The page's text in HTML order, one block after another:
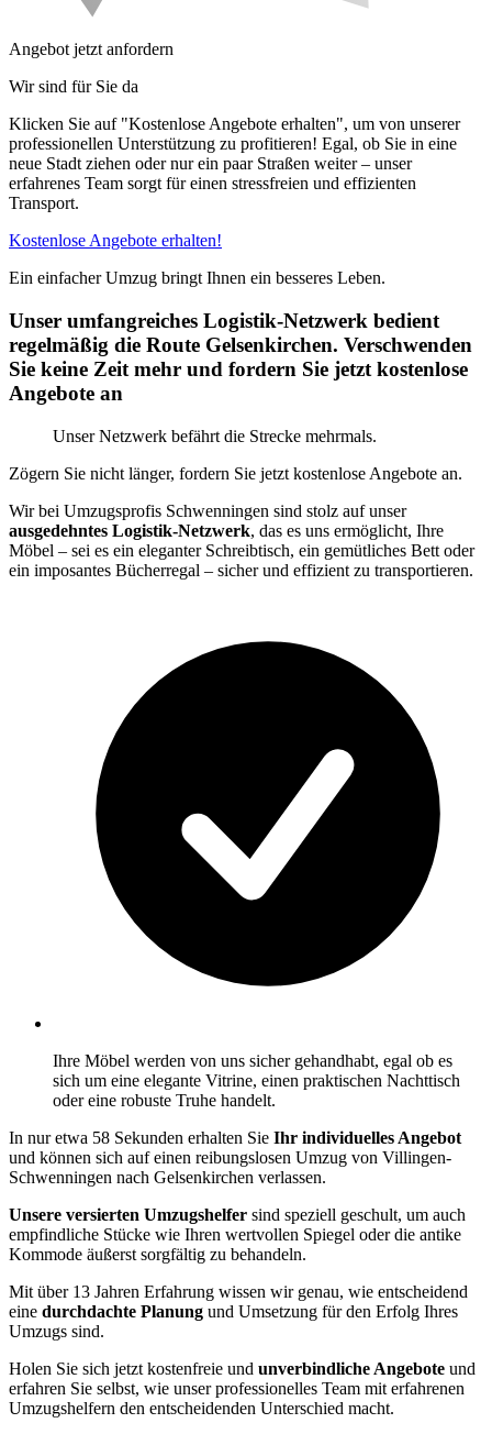
Angebot jetzt anfordern
Wir sind für Sie da
Klicken Sie auf "Kostenlose Angebote erhalten", um von unserer
professionellen Unterstützung zu profitieren! Egal, ob Sie in eine
neue Stadt ziehen oder nur ein paar Straßen weiter – unser
erfahrenes Team sorgt für einen stressfreien und effizienten
Transport.
Kostenlose Angebote erhalten!
Ein einfacher Umzug bringt Ihnen ein besseres Leben.
Unser umfangreiches Logistik-Netzwerk bedient
regelmäßig die Route Gelsenkirchen. Verschwenden
Sie keine Zeit mehr und fordern Sie jetzt kostenlose
Angebote an
Unser Netzwerk befährt die Strecke mehrmals.
Zögern Sie nicht länger, fordern Sie jetzt kostenlose Angebote an.
Wir bei Umzugsprofis Schwenningen sind stolz auf unser
ausgedehntes Logistik-Netzwerk, das es uns ermöglicht, Ihre
Möbel – sei es ein eleganter Schreibtisch, ein gemütliches Bett oder
ein imposantes Bücherregal – sicher und effizient zu transportieren.
Ihre Möbel werden von uns sicher gehandhabt, egal ob es
sich um eine elegante Vitrine, einen praktischen Nachttisch
oder eine robuste Truhe handelt.
In nur etwa 58 Sekunden erhalten Sie Ihr individuelles Angebot
und können sich auf einen reibungslosen Umzug von Villingen-
Schwenningen nach Gelsenkirchen verlassen.
Unsere versierten Umzugshelfer sind speziell geschult, um auch
empfindliche Stücke wie Ihren wertvollen Spiegel oder die antike
Kommode äußerst sorgfältig zu behandeln.
Mit über 13 Jahren Erfahrung wissen wir genau, wie entscheidend
eine durchdachte Planung und Umsetzung für den Erfolg Ihres
Umzugs sind.
Holen Sie sich jetzt kostenfreie und unverbindliche Angebote und
erfahren Sie selbst, wie unser professionelles Team mit erfahrenen
Umzugshelfern den entscheidenden Unterschied macht.